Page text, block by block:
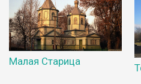
Малая Старица